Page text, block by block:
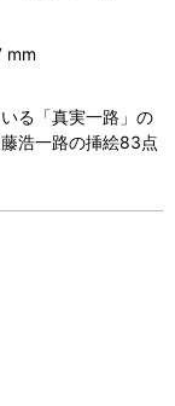
る「真実一路」の
浩一路の挿絵83点